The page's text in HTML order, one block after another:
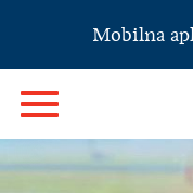
Mobilna